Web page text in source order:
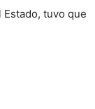
tuvo que